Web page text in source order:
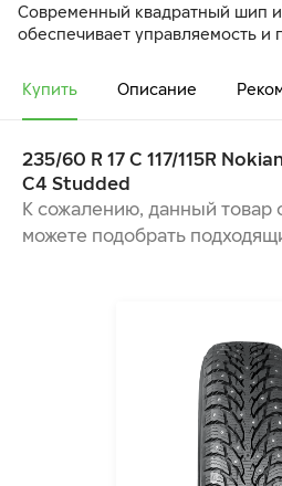
Современный квадратный шип
обеспечивает управляемость и
Уникальное сцепление на
квадратные шипы из
Точность,
даже при больших
Увеличенный пробег,
боковины обеспечивают
прочность
Купить Описание
235/60 R 17 C 117/115R
C4 Studded
К сожалению, данный товар
можете подобрать
Ikon Autograph
235/60 R 17 106T